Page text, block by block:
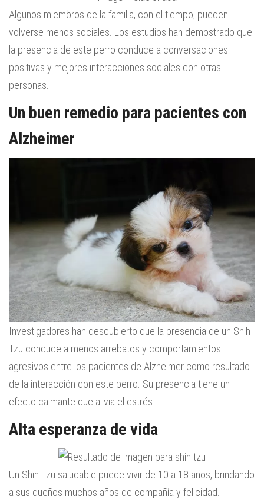
Algunos miembros de la familia, con el tiempo, pueden
volverse menos sociales. Los estudios han demostrado que
la presencia de este perro conduce a conversaciones
positivas y mejores interacciones sociales con otras
personas.
Un buen remedio para pacientes con
Alzheimer
Investigadores han descubierto que la presencia de un Shih
Tzu conduce a menos arrebatos y comportamientos
agresivos entre los pacientes de Alzheimer como resultado
de la interacción con este perro. Su presencia tiene un
efecto calmante que alivia el estrés.
Alta esperanza de vida
Un Shih Tzu saludable puede vivir de 10 a 18 años, brindando
a sus dueños muchos años de compañía y felicidad.